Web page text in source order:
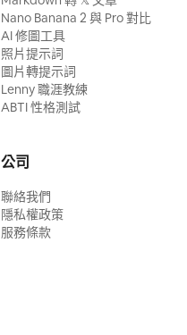
Nano Banana 2 與 Pro 對比
AI 修圖工具
照片提示詞
圖片轉提示詞
Lenny 職涯教練
ABTI 性格測試
公司
聯絡我們
隱私權政策
服務條款